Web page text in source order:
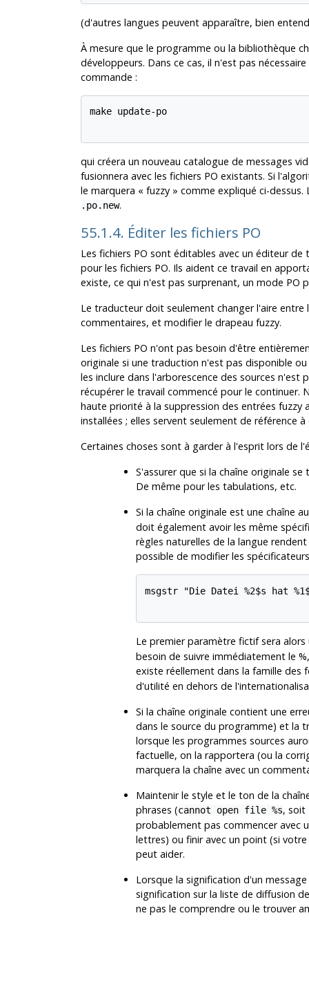
(d'autres langues peuvent apparaître, bien
À mesure que le programme ou la bibliothèque
développeurs. Dans ce cas, il n'est pas
commande :
make update-po
qui créera un nouveau catalogue de messages
fusionnera avec les fichiers PO existants. Si
le marquera « fuzzy» comme expliqué ci-dessus.
.po.new.
55.1.4. Éditer les fichiers PO
Les fichiers PO sont éditables avec un éditeur
pour les fichiers PO. Ils aident ce travail en
existe, ce qui n'est pas surprenant, un mode PO
Le traducteur doit seulement changer l'aire
commentaires, et modifier le drapeau fuzzy.
Les fichiers PO n'ont pas besoin d'être
originale si une traduction n'est pas disponible
les inclure dans l'arborescence des sources
récupérer le travail commencé pour le continuer.
haute priorité à la suppression des entrées fuzzy
installées ; elles servent seulement de référence
Certaines choses sont à garder à l'esprit lors de
S'assurer que si la chaîne originale
De même pour les tabulations, etc.
Si la chaîne originale est une chaîne
doit également avoir les même
règles naturelles de la langue
possible de modifier les
msgstr "Die Datei %2$s hat
Le premier paramètre fictif sera
besoin de suivre immédiatement le
existe réellement dans la famille des
d'utilité en dehors de
Si la chaîne originale contient une
dans le source du programme) et la
lorsque les programmes sources
factuelle, on la rapportera (ou la
marquera la chaîne avec un
Maintenir le style et le ton de la
phrases (cannot open file %s, soit
probablement pas commencer avec
lettres) ou finir avec un point (si
peut aider.
Lorsque la signification d'un
signification sur la liste de diffusion
ne pas le comprendre ou le trouver